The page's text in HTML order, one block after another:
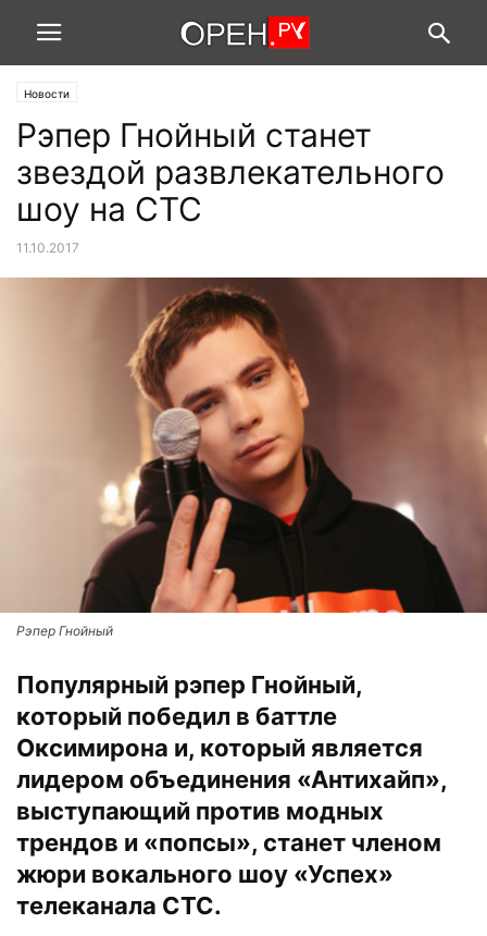
Новости
Рэпер Гнойный станет
звездой развлекательного
шоу на СТС
11.10.2017
Рэпер Гнойный
Популярный рэпер Гнойный,
который победил в баттле
Оксимирона и, который является
лидером объединения «Антихайп»,
выступающий против модных
трендов и «попсы», станет членом
жюри вокального шоу «Успех»
телеканала СТС.